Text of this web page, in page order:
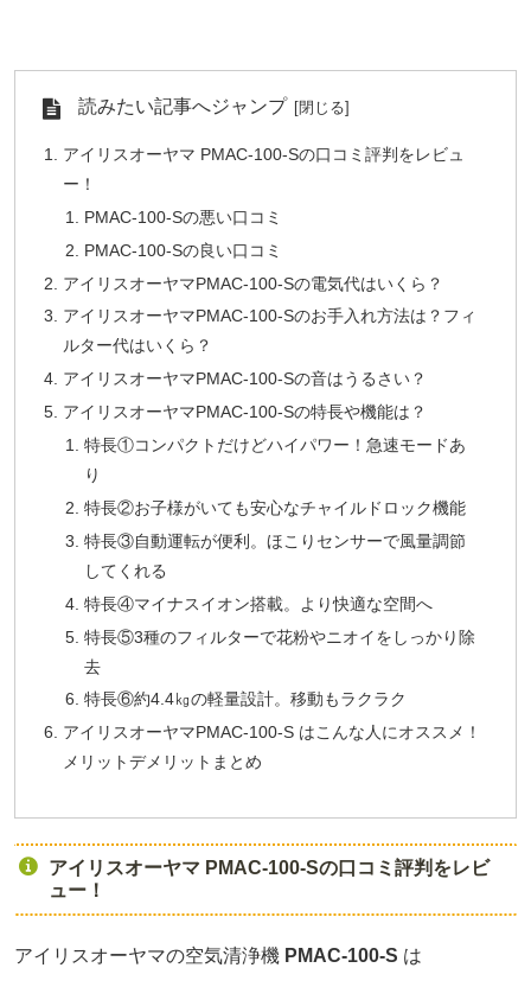
読みたい記事へジャンプ
アイリスオーヤマ PMAC-100-Sの口コミ評判をレビュ
ー！
PMAC-100-Sの悪い口コミ
PMAC-100-Sの良い口コミ
アイリスオーヤマPMAC-100-Sの電気代はいくら？
アイリスオーヤマPMAC-100-Sのお手入れ方法は？フィ
ルター代はいくら？
アイリスオーヤマPMAC-100-Sの音はうるさい？
アイリスオーヤマPMAC-100-Sの特長や機能は？
特長①コンパクトだけどハイパワー！急速モードあ
り
特長②お子様がいても安心なチャイルドロック機能
特長③自動運転が便利。ほこりセンサーで風量調節
してくれる
特長④マイナスイオン搭載。より快適な空間へ
特長⑤3種のフィルターで花粉やニオイをしっかり除
去
特長⑥約4.4㎏の軽量設計。移動もラクラク
アイリスオーヤマPMAC-100-S はこんな人にオススメ！
メリットデメリットまとめ
アイリスオーヤマ PMAC-100-Sの口コミ評判をレビ
ュー！
アイリスオーヤマの空気清浄機 PMAC-100-S は